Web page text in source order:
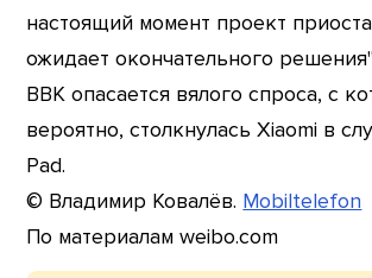
настоящий момент проект
ожидает окончательного
BBK опасается вялого спроса, с
вероятно, столкнулась Xiaomi в
Pad.
© Владимир Ковалёв. Mobiltelefon
По материалам weibo.com